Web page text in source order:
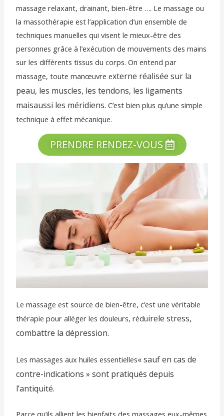
massage relaxant, drainant, bien-être …. Le massage ou
la massothérapie est l’application d’un ensemble de
techniques manuelles qui visent le mieux-être des
personnes grâce à l’exécution de mouvements des mains
sur les différents tissus du corps. On entend par
massage, toute manœuvre externe réalisée sur la
peau, les muscles, les tendons, les ligaments
maisaussi les méridiens. C’est bien plus qu’une simple
technique à effet mécanique.
PRENDRE RENDEZ-VOUS
Le massage est source de bien-être, c’est une véritable
thérapie pour alléger les douleurs, réduirele stress,
combattre la dépression.
Les massages aux huiles essentielles« sauf en cas de
contre-indications » sont pratiqués depuis
l’antiquité.
Parce qu’ils allient les bienfaits des massages eux-mêmes